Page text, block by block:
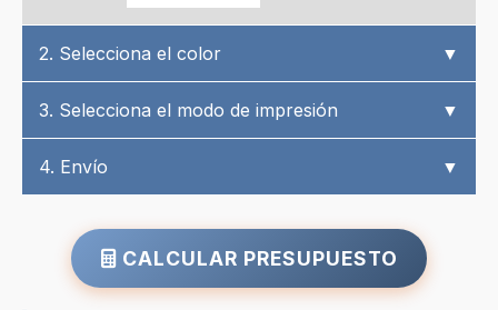
2. Selecciona el color ▼
3. Selecciona el modo de impresión ▼
4. Envío ▼
CALCULAR PRESUPUESTO